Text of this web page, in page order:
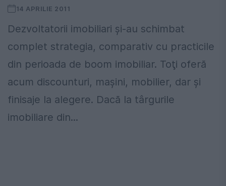
14 APRILIE 2011
Dezvoltatorii imobiliari şi-au schimbat
complet strategia, comparativ cu practicile
din perioada de boom imobiliar. Toţi oferă
acum discounturi, maşini, mobilier, dar şi
finisaje la alegere. Dacă la târgurile
imobiliare din...